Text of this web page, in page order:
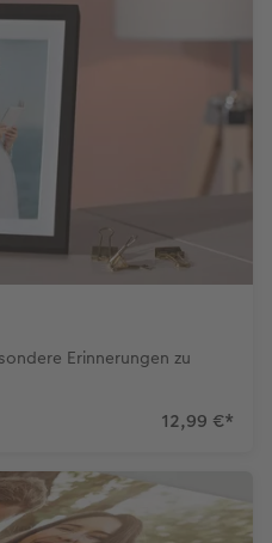
Erinnerungen zu
12,99 €*